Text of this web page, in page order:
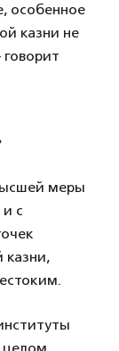
особенное
казни не
меры
с
казни,